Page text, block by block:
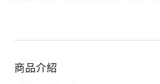
商品介紹